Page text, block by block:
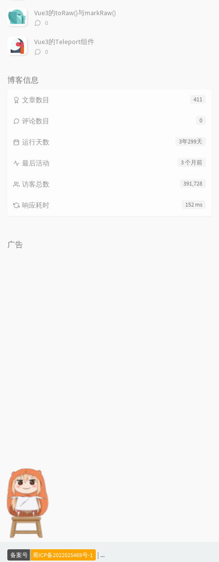
数：
Vue3的toRaw()与markRaw()
评
数：
0
Vue3的Teleport组件
评
0
博客信息
411
文章数目
0
评论数目
3年299天
运行天数
3 个月前
最后活动
391,728
访客总数
152 ms
响应耗时
广告
文章标签
暂无标签
备案号 蜀ICP备2022025469号-1 |